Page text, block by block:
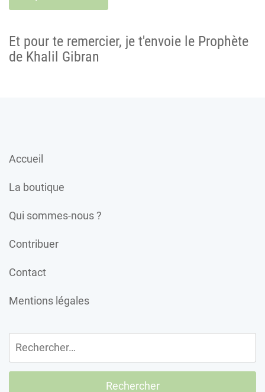
Et pour te remercier, je t'envoie le Prophète
de Khalil Gibran
Accueil
La boutique
Qui sommes-nous ?
Contribuer
Contact
Mentions légales
Rechercher :